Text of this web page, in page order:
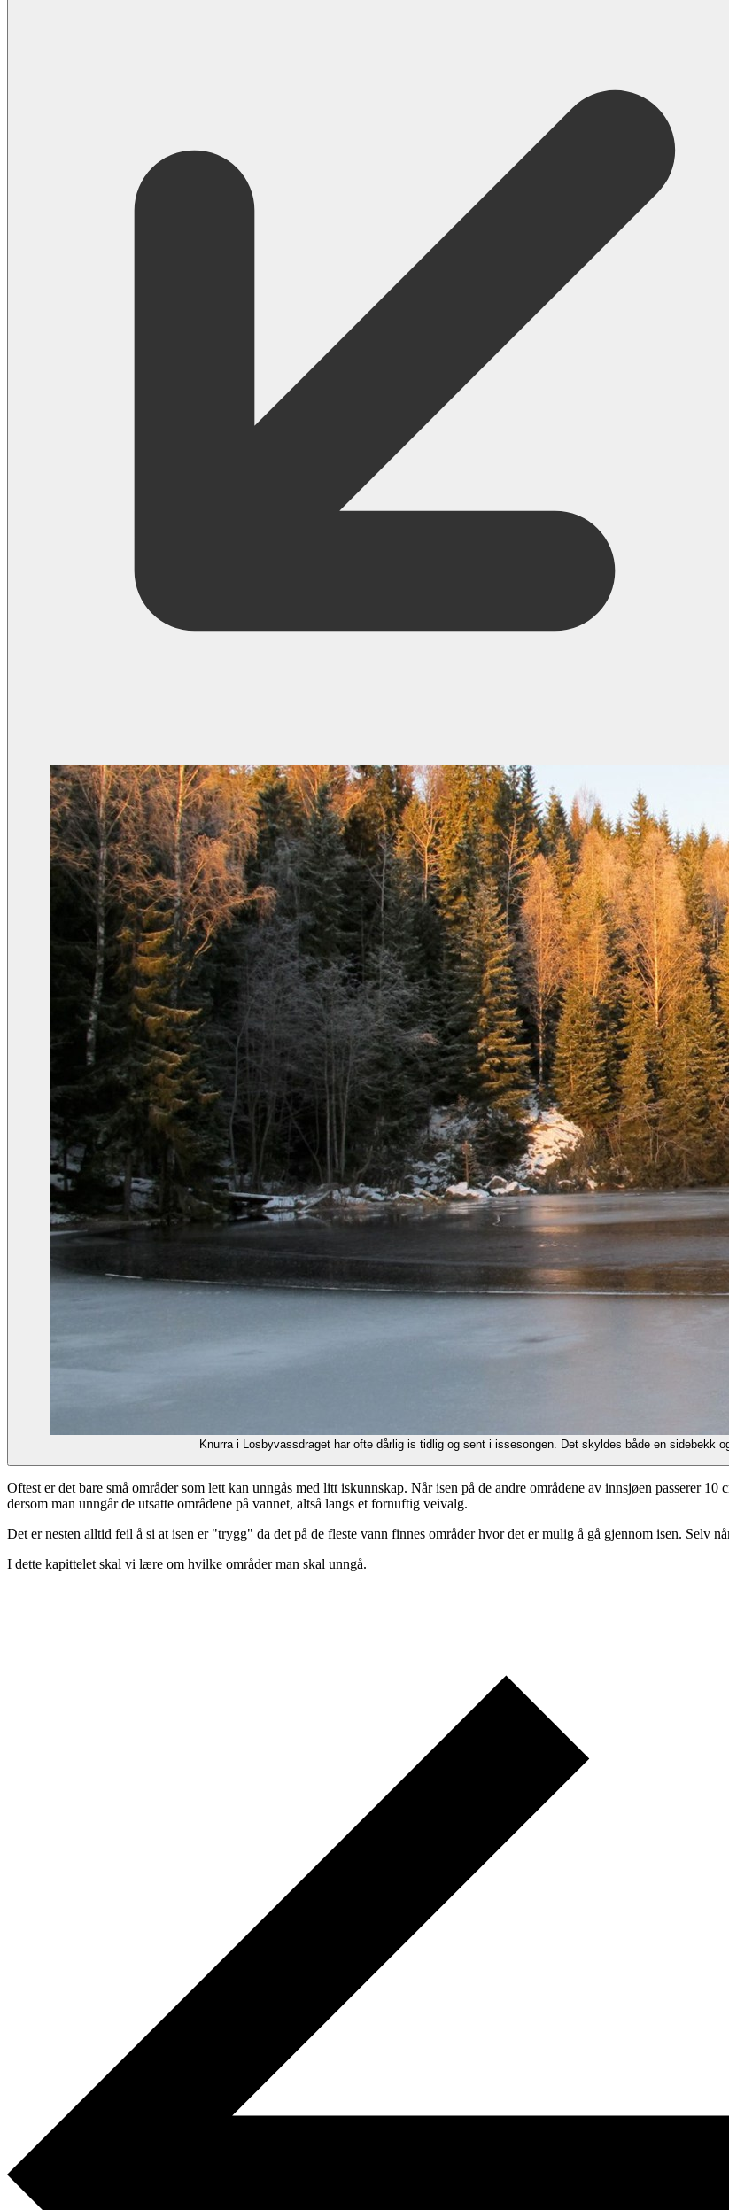
Knurra i Losbyvassdraget har ofte dårlig is tidlig og sent i issesongen. Det skyldes både en
Oftest er det bare små områder som lett kan unngås med litt iskunnskap. Når isen på de andre områdene av innsjøen passerer
dersom man unngår de utsatte områdene på vannet, altså langs et fornuftig veivalg.
Det er nesten alltid feil å si at isen er "trygg" da det på de fleste vann finnes områder hvor det er mulig å gå gjennom isen. Selv
I dette kapittelet skal vi lære om hvilke områder man skal unngå.